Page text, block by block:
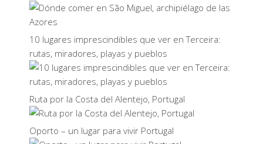
10 lugares imprescindibles que ver en Terceira:
rutas, miradores, playas y pueblos
Ruta por la Costa del Alentejo, Portugal
Oporto – un lugar para vivir Portugal